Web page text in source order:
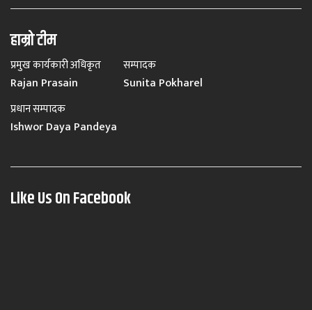
हाम्रो टीम
प्रमुख कार्यकारी अधिकृत
Rajan Prasain
सम्पादक
Sunita Pokharel
प्रधान सम्पादक
Ishwor Daya Pandeya
Like Us On Facebook